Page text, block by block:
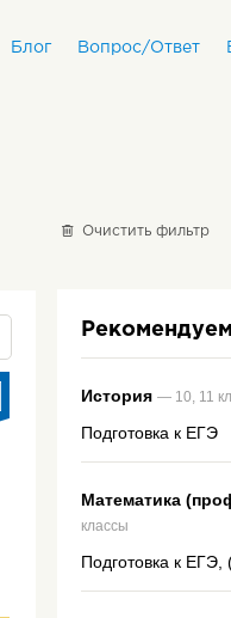
Блог Вопрос/Ответ
Очистить фильтр
История — 10, 11
Подготовка к ЕГЭ
Математика
классы
Подготовка к